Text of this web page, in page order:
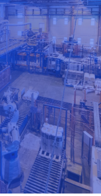
eğitimlerinizi kayıt